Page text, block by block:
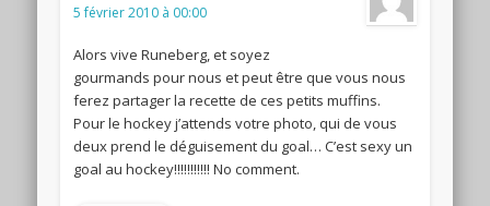
5 février 2010 à 00:00
Alors vive Runeberg, et soyez
gourmands pour nous et peut être que vous nous
ferez partager la recette de ces petits muffins.
Pour le hockey j’attends votre photo, qui de vous
deux prend le déguisement du goal… C’est sexy un
goal au hockey!!!!!!!!!!! No comment.